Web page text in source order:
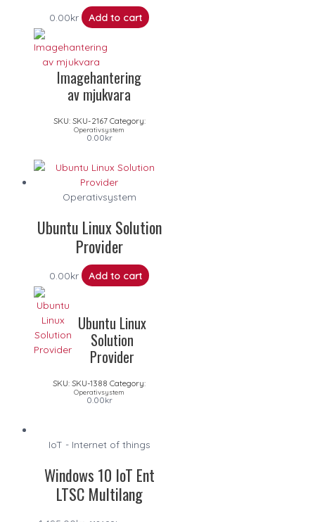
0.00kr Add to cart
Imagehantering
av mjukvara
SKU: SKU-2167 Category:
Operativsystem
0.00kr
Operativsystem
Ubuntu Linux Solution
Provider
0.00kr Add to cart
Ubuntu Linux
Solution
Provider
SKU: SKU-1388 Category:
Operativsystem
0.00kr
IoT - Internet of things
Windows 10 IoT Ent
LTSC Multilang